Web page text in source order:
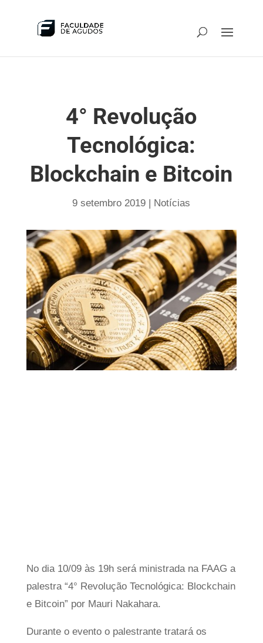
4° Revolução
Tecnológica:
Blockchain e Bitcoin
9 setembro 2019 | Notícias
No dia 10/09 às 19h será ministrada na FAAG a
palestra “4° Revolução Tecnológica: Blockchain
e Bitcoin” por Mauri Nakahara.
Durante o evento o palestrante tratará os